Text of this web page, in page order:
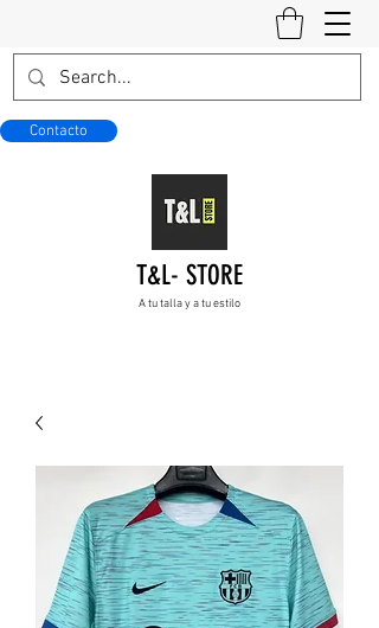
Contacto
T&L- STORE
A tu talla y a tu estilo